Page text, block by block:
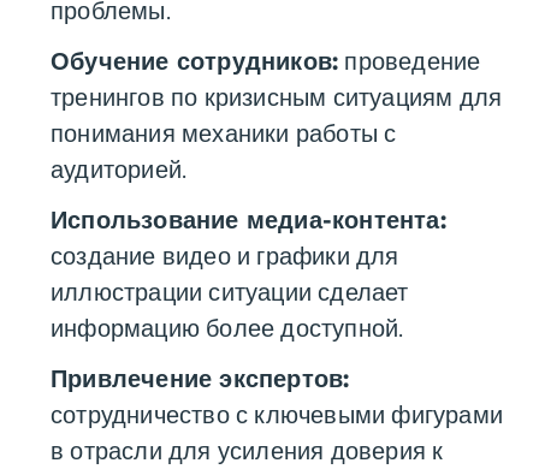
проблемы.
Обучение сотрудников: проведение
тренингов по кризисным ситуациям для
понимания механики работы с
аудиторией.
Использование медиа-контента:
создание видео и графики для
иллюстрации ситуации сделает
информацию более доступной.
Привлечение экспертов:
сотрудничество с ключевыми фигурами
в отрасли для усиления доверия к